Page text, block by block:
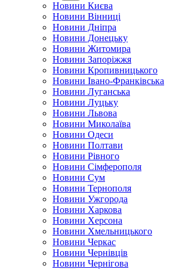
Новини Києва
Новини Вінниці
Новини Дніпра
Новини Донецьку
Новини Житомира
Новини Запоріжжя
Новини Кропивницького
Новини Івано-Франківська
Новини Луганська
Новини Луцьку
Новини Львова
Новини Миколаїва
Новини Одеси
Новини Полтави
Новини Рівного
Новини Сімферополя
Новини Сум
Новини Тернополя
Новини Ужгорода
Новини Харкова
Новини Херсона
Новини Хмельницького
Новини Черкас
Новини Чернівців
Новини Чернігова